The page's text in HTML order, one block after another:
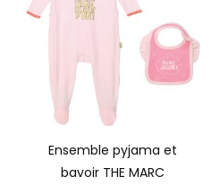
Ensemble pyjama et
bavoir THE MARC